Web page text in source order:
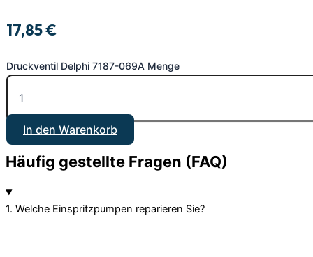
17,85€
Druckventil Delphi 7187-069A Menge
In den Warenkorb
Häufig gestellte Fragen (FAQ)
1. Welche Einspritzpumpen reparieren Sie?